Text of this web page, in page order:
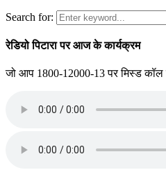
Search for:
रेडियो पिटारा पर आज के कार्यक्रम
जो आप 1800-12000-13 पर मिस्ड